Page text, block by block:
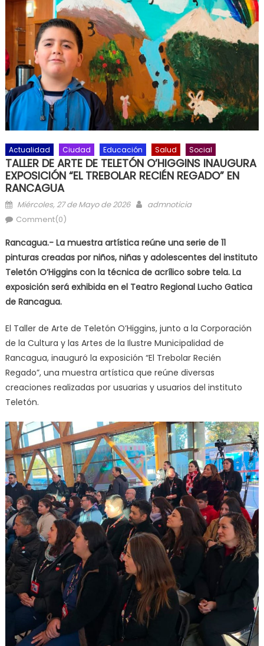
Actualidad Ciudad Educación Salud Social
TALLER DE ARTE DE TELETÓN O’HIGGINS INAUGURA
EXPOSICIÓN “EL TREBOLAR RECIÉN REGADO” EN
RANCAGUA
Posted on
Miércoles, 27 de Mayo de 2026 Author
admnoticia
Comment(0)
Rancagua.- La muestra artística reúne una serie de 11
pinturas creadas por niños, niñas y adolescentes del instituto
Teletón O’Higgins con la técnica de acrílico sobre tela. La
exposición será exhibida en el Teatro Regional Lucho Gatica
de Rancagua.
El Taller de Arte de Teletón O’Higgins, junto a la Corporación
de la Cultura y las Artes de la Ilustre Municipalidad de
Rancagua, inauguró la exposición “El Trebolar Recién
Regado”, una muestra artística que reúne diversas
creaciones realizadas por usuarias y usuarios del instituto
Teletón.